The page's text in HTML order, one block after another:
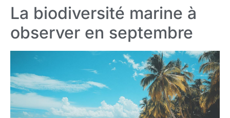
La biodiversité marine à
observer en septembre